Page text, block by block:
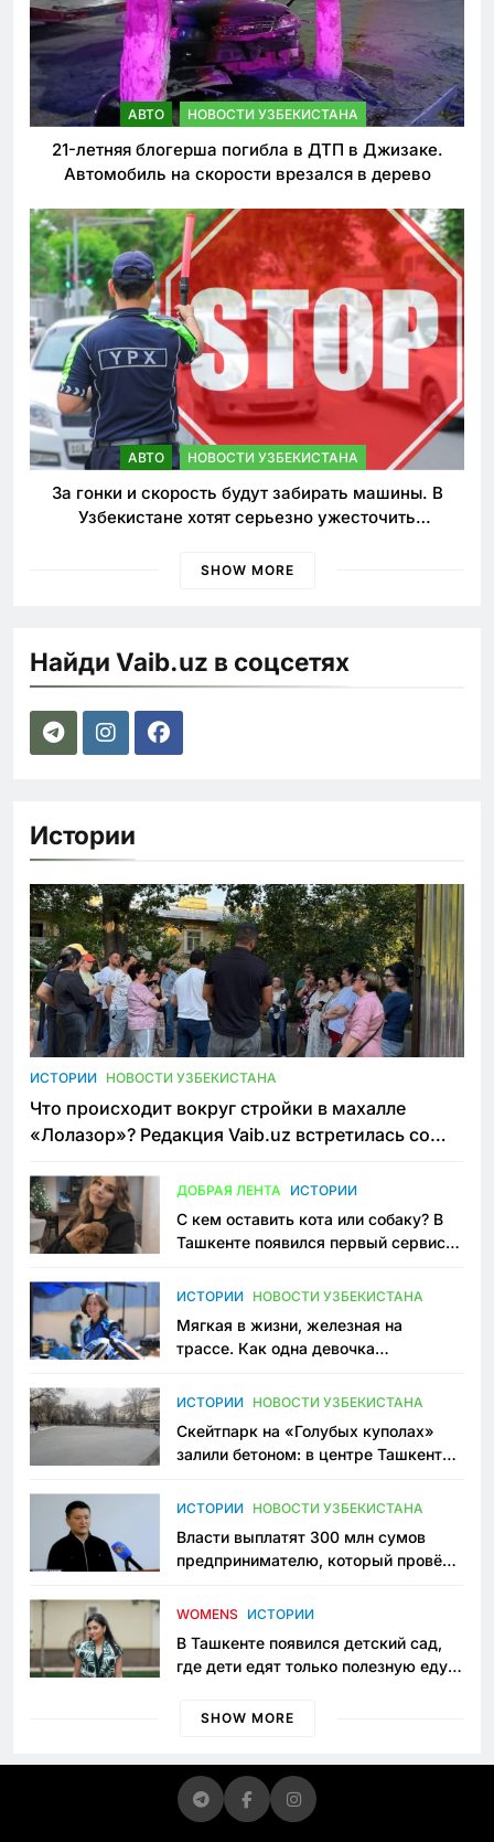
АВТО НОВОСТИ УЗБЕКИСТАНА
21-летняя блогерша погибла в ДТП в Джизаке.
Автомобиль на скорости врезался в дерево
АВТО НОВОСТИ УЗБЕКИСТАНА
За гонки и скорость будут забирать машины. В
Узбекистане хотят серьезно ужесточить
SHOW MORE
Найди Vaib.uz в соцсетях
Истории
ИСТОРИИ НОВОСТИ УЗБЕКИСТАНА
Что происходит вокруг стройки в махалле
«Лолазор»? Редакция Vaib.uz встретилась со
ДОБРАЯ ЛЕНТА ИСТОРИИ
С кем оставить кота или собаку? В
Ташкенте появился первый сервис
ИСТОРИИ НОВОСТИ УЗБЕКИСТАНА
Мягкая в жизни, железная на
трассе. Как одна девочка
Узбекистане
ИСТОРИИ НОВОСТИ УЗБЕКИСТАНА
Скейтпарк на «Голубых куполах»
залили бетоном: в центре Ташкента
пространство
ИСТОРИИ НОВОСТИ УЗБЕКИСТАНА
Власти выплатят 300 млн сумов
предпринимателю, который провёл
приговору
WOMENS ИСТОРИИ
В Ташкенте появился детский сад,
где дети едят только полезную еду.
просить «кашу без сахара»
SHOW MORE